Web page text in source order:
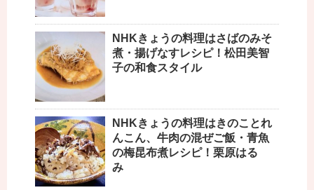
NHKきょうの料理はさばのみそ
煮・揚げなすレシピ！松田美智
子の和食スタイル
NHKきょうの料理はきのことれ
んこん、牛肉の混ぜご飯・青魚
の梅昆布煮レシピ！栗原はる
み